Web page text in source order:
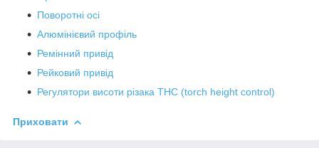
Поворотні осі
Алюмінієвий профіль
Ремінний привід
Рейковий привід
Регулятори висоти різака THC (torch height control)
Приховати